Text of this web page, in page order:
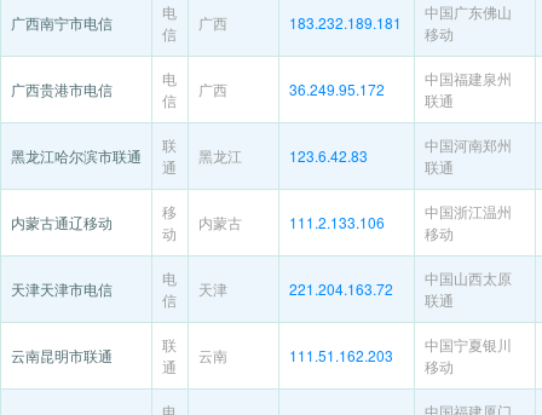
广西南宁市电信
电
信
广西 183.232.189.181
中国广东佛山
移动
广西贵港市电信
电
信
广西 36.249.95.172
中国福建泉州
联通
黑龙江哈尔滨市联通
联
通
黑龙江 123.6.42.83
中国河南郑州
联通
内蒙古通辽移动
移
动
内蒙古 111.2.133.106
中国浙江温州
移动
天津天津市电信
电
信
天津 221.204.163.72
中国山西太原
联通
云南昆明市联通
联
通
云南 111.51.162.203
中国宁夏银川
移动
电
中国福建厦门